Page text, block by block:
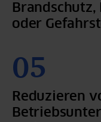
oder
Reduzieren